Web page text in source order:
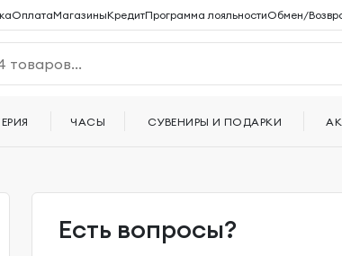
Есть вопросы?
ОплатаМагазиныКредитПрограмма лояльностиОбмен/
ЧАСЫ СУВЕНИРЫ И ПОДАРКИ